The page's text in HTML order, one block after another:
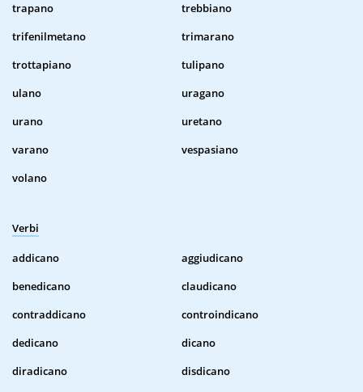
trapano
trebbiano
trifenilmetano
trimarano
trottapiano
tulipano
ulano
uragano
urano
uretano
varano
vespasiano
volano
Verbi
addicano
aggiudicano
benedicano
claudicano
contraddicano
controindicano
dedicano
dicano
diradicano
disdicano